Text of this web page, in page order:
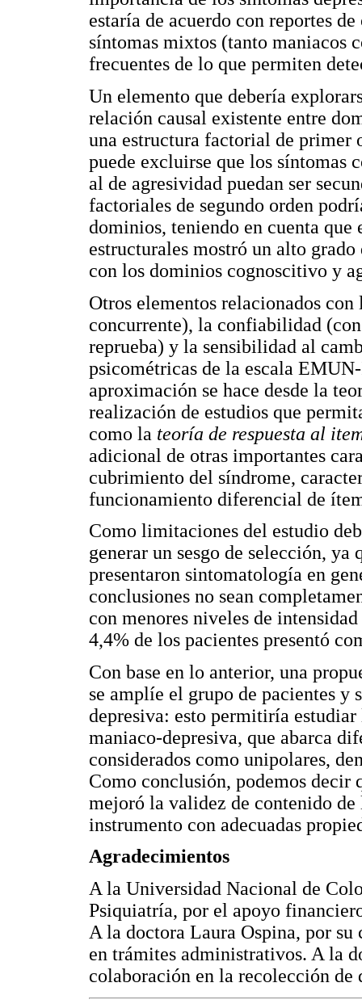
estaría de acuerdo con reportes
síntomas mixtos (tanto maniacos
frecuentes de lo que permiten
Un elemento que debería
relación causal existente entre
una estructura factorial de primer
puede excluirse que los síntomas
al de agresividad puedan ser
factoriales de segundo orden
dominios, teniendo en cuenta que
estructurales mostró un alto
con los dominios cognoscitivo y
Otros elementos relacionados
concurrente), la confiabilidad
reprueba) y la sensibilidad al
psicométricas de la escala
aproximación se hace desde la
realización de estudios que
como la teoría de respuesta al
adicional de otras importantes
cubrimiento del síndrome,
funcionamiento diferencial de
Como limitaciones del estudio
generar un sesgo de selección,
presentaron sintomatología en
conclusiones no sean
con menores niveles de
4,4% de los pacientes presentó
Con base en lo anterior, una
se amplíe el grupo de pacientes y
depresiva: esto permitiría
maniaco-depresiva, que abarca
considerados como unipolares,
Como conclusión, podemos decir
mejoró la validez de contenido
instrumento con adecuadas
Agradecimientos
A la Universidad Nacional de
Psiquiatría, por el apoyo
A la doctora Laura Ospina, por
en trámites administrativos. A la
colaboración en la recolección de